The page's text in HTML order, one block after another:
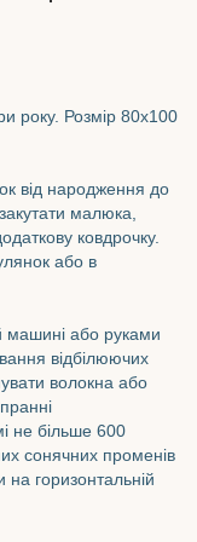
року. Розмір 80х100
від народження до
малюка,
ковдрочку.
або в
машині або руками
відбілюючих
волокна або
не більше 600
сонячних променів
горизонтальній